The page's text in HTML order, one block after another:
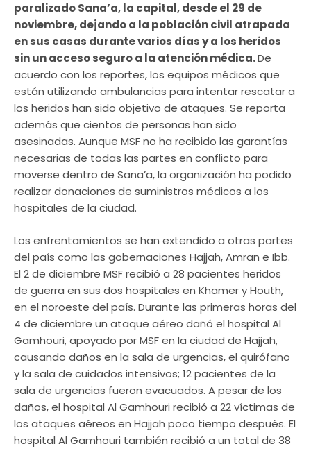
paralizado Sana’a, la capital, desde el 29 de
noviembre, dejando a la población civil atrapada
en sus casas durante varios días y a los heridos
sin un acceso seguro a la atención médica.De
acuerdo con los reportes, los equipos médicos que
están utilizando ambulancias para intentar rescatar a
los heridos han sido objetivo de ataques. Se reporta
además que cientos de personas han sido
asesinadas. Aunque MSF no ha recibido las garantías
necesarias de todas las partes en conflicto para
moverse dentro de Sana’a, la organización ha podido
realizar donaciones de suministros médicos a los
hospitales de la ciudad.
Los enfrentamientos se han extendido a otras partes
del país como las gobernaciones Hajjah, Amran e Ibb.
El 2 de diciembre MSF recibió a 28 pacientes heridos
de guerra en sus dos hospitales en Khamer y Houth,
en el noroeste del país. Durante las primeras horas del
4 de diciembre un ataque aéreo dañó el hospital Al
Gamhouri, apoyado por MSF en la ciudad de Hajjah,
causando daños en la sala de urgencias, el quirófano
y la sala de cuidados intensivos; 12 pacientes de la
sala de urgencias fueron evacuados. A pesar de los
daños, el hospital Al Gamhouri recibió a 22 víctimas de
los ataques aéreos en Hajjah poco tiempo después. El
hospital Al Gamhouri también recibió a un total de 38